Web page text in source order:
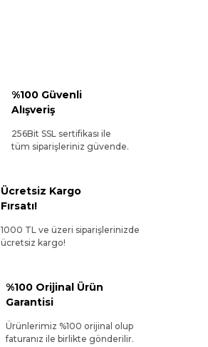
%100 Güvenli
Alışveriş
256Bit SSL sertifikası ile
tüm siparişleriniz güvende.
Ücretsiz Kargo
Fırsatı!
1000 TL ve üzeri siparişlerinizde
ücretsiz kargo!
%100 Orijinal Ürün
Garantisi
Ürünlerimiz %100 orijinal olup
faturanız ile birlikte gönderilir.